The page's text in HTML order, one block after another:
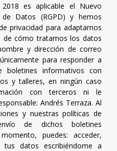
es aplicable el Nuevo
Datos (RGPD) y hemos
privacidad para adaptarnos
cómo tratamos los datos
y dirección de correo
para responder a
informativos con
y talleres, en ningún caso
con terceros ni le
Andrés Terraza. Al
y nuestras políticas de
de dichos boletines
puedes: acceder,
datos escribiéndome a